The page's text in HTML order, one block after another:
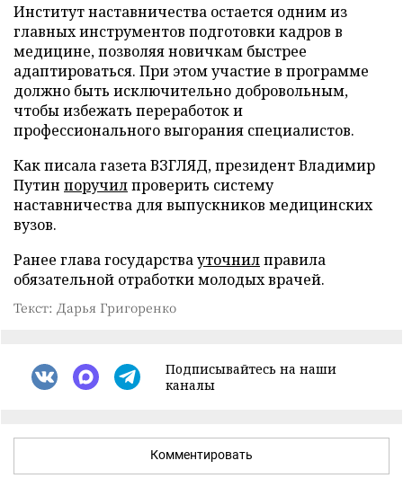
Институт наставничества остается одним из
главных инструментов подготовки кадров в
медицине, позволяя новичкам быстрее
адаптироваться. При этом участие в программе
должно быть исключительно добровольным,
чтобы избежать переработок и
профессионального выгорания специалистов.
Как писала газета ВЗГЛЯД, президент Владимир
Путин поручилпроверить систему
наставничества для выпускников медицинских
вузов.
Ранее глава государствауточнилправила
обязательной отработки молодых врачей.
Текст: Дарья Григоренко
Подписывайтесь на наши
каналы
Комментировать